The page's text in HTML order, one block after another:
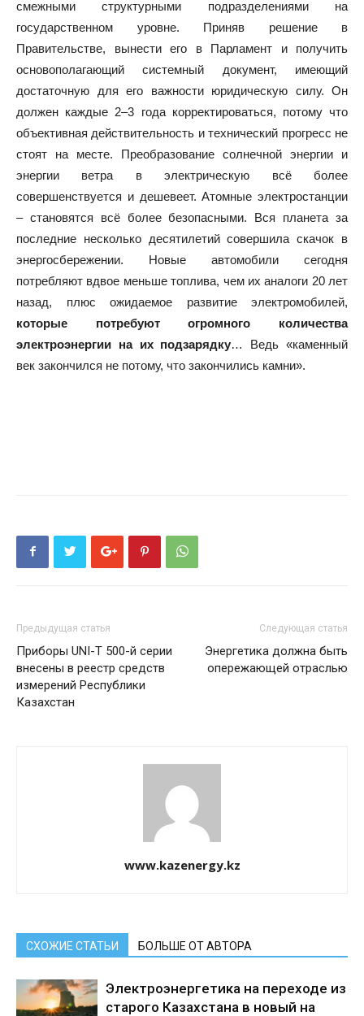
смежными структурными подразделениями на
государственном уровне. Приняв решение в
Правительстве, вынести его в Парламент и получить
основополагающий системный документ, имеющий
достаточную для его важности юридическую силу. Он
должен каждые 2–3 года корректироваться, потому что
объективная действительность и технический прогресс не
стоят на месте. Преобразование солнечной энергии и
энергии ветра в электрическую всё более
совершенствуется и дешевеет. Атомные электростанции
– становятся всё более безопасными. Вся планета за
последние несколько десятилетий совершила скачок в
энергосбережении. Новые автомобили сегодня
потребляют вдвое меньше топлива, чем их аналоги 20 лет
назад, плюс ожидаемое развитие электромобилей,
которые потребуют огромного количества
электроэнергии на их подзарядку… Ведь «каменный
век закончился не потому, что закончились камни».
Предыдущая статья
Приборы UNI-T 500-й серии
внесены в реестр средств
измерений Республики
Казахстан
Следующая статья
Энергетика должна быть
опережающей отраслью
www.kazenergy.kz
СХОЖИЕ СТАТЬИ БОЛЬШЕ ОТ АВТОРА
Электроэнергетика на переходе из
старого Казахстана в новый на